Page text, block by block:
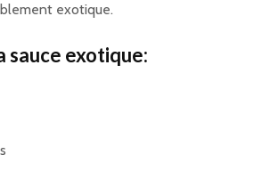
exotique.
sauce exotique: